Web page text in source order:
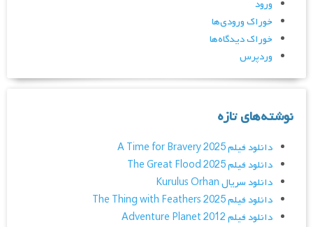
ورود
خوراک ورودی‌ها
خوراک دیدگاه‌ها
وردپرس
نوشته‌های تازه
دانلود فیلم A Time for Bravery 2025
دانلود فیلم The Great Flood 2025
دانلود سریال Kurulus Orhan
دانلود فیلم The Thing with Feathers 2025
دانلود فیلم Adventure Planet 2012